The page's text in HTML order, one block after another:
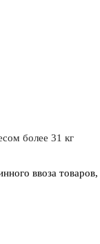
более 31 кг
ввоза товаров,